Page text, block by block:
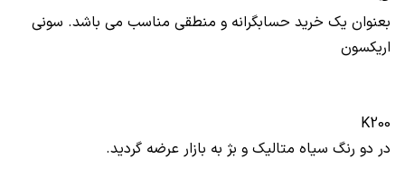
بعنوان یک خرید حسابگرانه و منطقی مناسب می باشد. سونی
اریکسون
K200
در دو رنگ سیاه متالیک و بژ به بازار عرضه گردید.